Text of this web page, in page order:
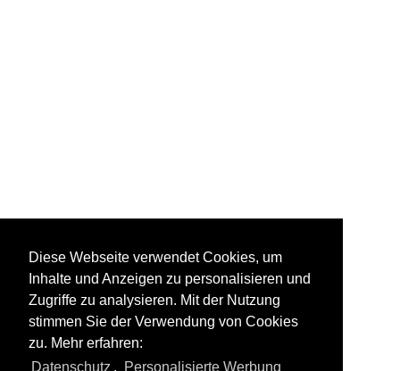
Diese Webseite verwendet Cookies, um
Inhalte und Anzeigen zu personalisieren und
Zugriffe zu analysieren. Mit der Nutzung
stimmen Sie der Verwendung von Cookies
zu. Mehr erfahren:
Datenschutz , Personalisierte Werbung